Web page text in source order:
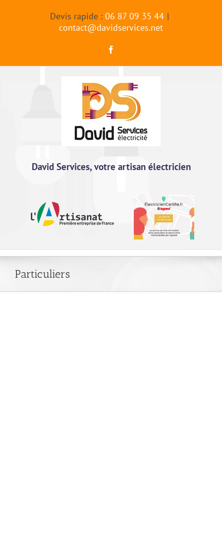
Devis rapide : 06 87 09 35 44 |
contact@davidservices.net
David Services, votre artisan électricien
Particuliers